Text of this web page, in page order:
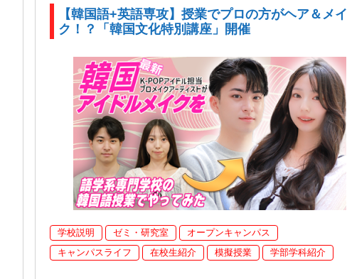
【韓国語+英語専攻】授業でプロの方がヘア＆メイ
ク！？「韓国文化特別講座」開催
学校説明 ゼミ・研究室
オープンキャンパス
キャンパスライフ
在校生紹介 模擬授業 学部学科紹介